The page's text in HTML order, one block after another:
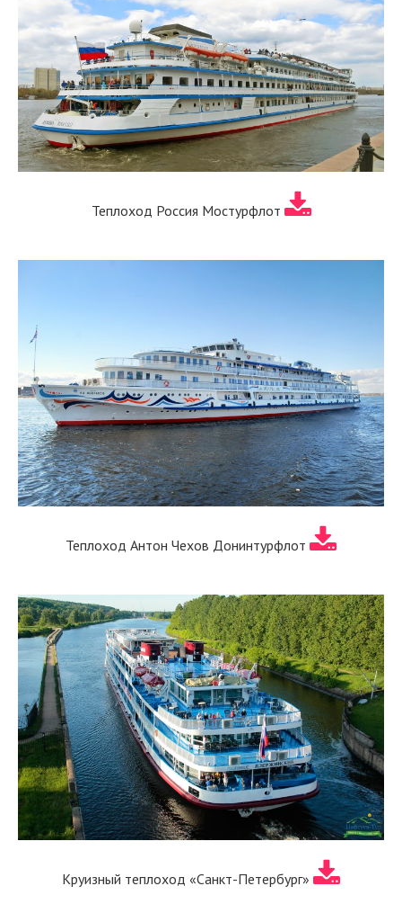
Теплоход Россия Мостурфлот
Теплоход Антон Чехов Донинтурфлот
Круизный теплоход «Санкт-Петербург»